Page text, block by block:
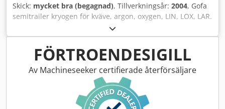
Skick: mycket bra (begagnad), Tillverkningsår: 2004, Gofa
semitrailer kryogen för kväve, argon, oxygen, LIN, LOX, LAR.
År: 2004 Cedpfx Acerk Na As Iorf Arbetstryck: 3 bar Volym:
12000 L Vi har även andra tankbilar till LIN, LOX, LAR, LNG
och CO2, argon, syre, kväve och koldioxid. Vi svarar gärna
på dina frågor via telefon och e-post
FÖRTROENDESIGILL
Av Machineseeker certifierade återförsäljare